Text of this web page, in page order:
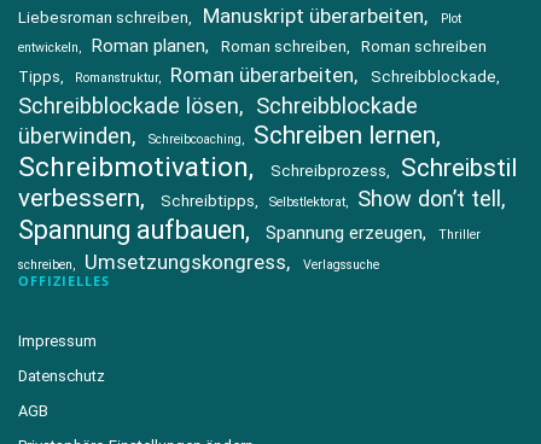
Liebesroman schreiben Manuskript überarbeiten
Plot
entwickeln
Roman planen Roman schreiben
Roman schreiben
Tipps
Romanstruktur Roman überarbeiten Schreibblockade
Schreibblockade lösen
Schreibblockade
überwinden
Schreibcoaching Schreiben lernen
Schreibmotivation Schreibprozess
Schreibstil
verbessern
Schreibtipps Selbstlektorat Show don’t tell
Spannung aufbauen Spannung erzeugen
Thriller
schreiben
Umsetzungskongress Verlagssuche
OFFIZIELLES
Impressum
Datenschutz
AGB